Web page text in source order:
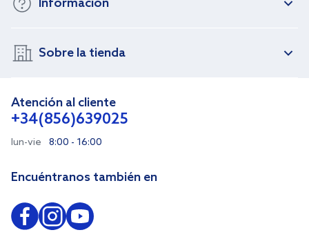
Información
Sobre la tienda
Atención al cliente
+34(856)639025
lun-vie 8:00 - 16:00
Encuéntranos también en